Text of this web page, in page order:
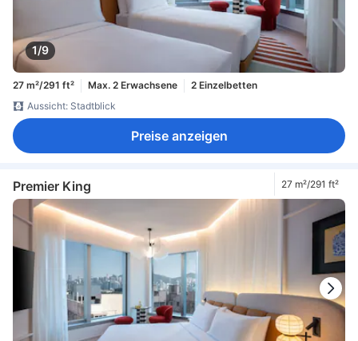
1/9
27 m²/291 ft² Max. 2 Erwachsene
2 Einzelbetten
Aussicht: Stadtblick
Preise anzeigen
Premier King 27 m²/291 ft²